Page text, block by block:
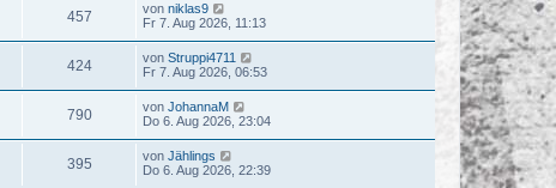
457 von niklas9
Fr 7. Aug 2026, 11:13
424 von Struppi4711
Fr 7. Aug 2026, 06:53
790 von JohannaM
Do 6. Aug 2026, 23:04
395 von Jählings
Do 6. Aug 2026, 22:39